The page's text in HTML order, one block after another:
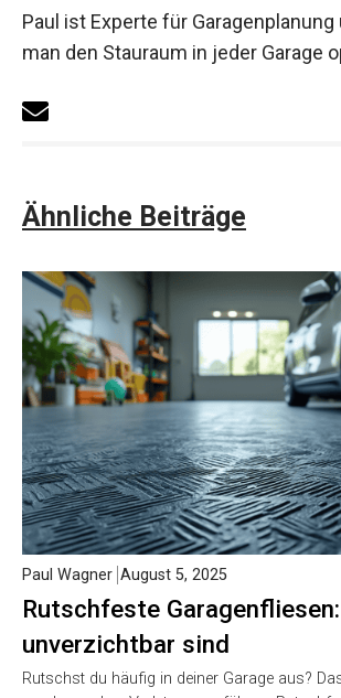
Paul ist Experte für Garagenplanung
man den Stauraum in jeder Garage
Ähnliche Beiträge
Rutschfeste
unverzichtbar sind
Paul Wagner August 5, 2025
Rutschst du häufig in deiner Garage aus?